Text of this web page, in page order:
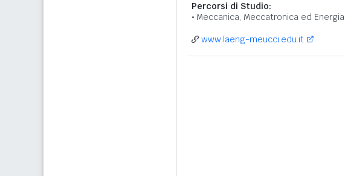
Percorsi di Studio:
Meccanica, Meccatronica ed Energia
www.laeng-meucci.edu.it